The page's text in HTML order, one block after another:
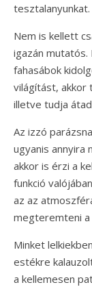
tesztalanyunkat.
Nem is kellett
igazán
fahasábok
világítást, akkor
illetve tudja
Az izzó
ugyanis annyira
akkor is érzi a
funkció
az az
megteremteni a
Minket
estékre
a kellemesen